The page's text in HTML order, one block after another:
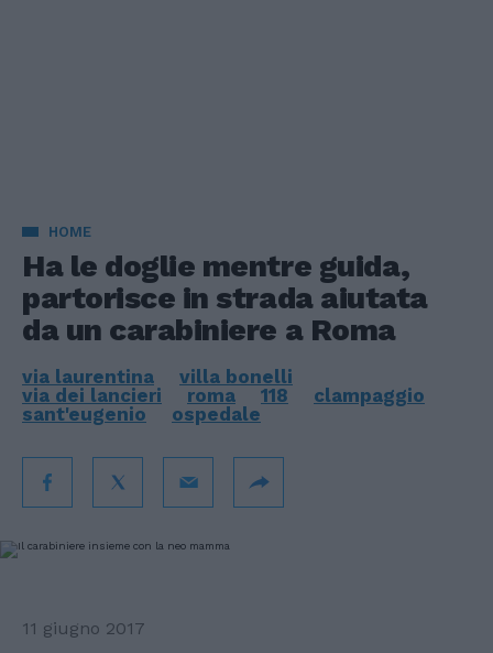
HOME
Ha le doglie mentre guida,
partorisce in strada aiutata
da un carabiniere a Roma
via laurentina
villa bonelli
via dei lancieri
roma 118
clampaggio
sant'eugenio
ospedale
11 giugno 2017